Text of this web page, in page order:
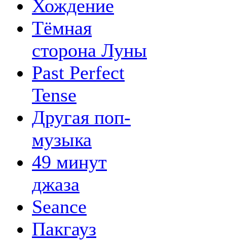
Хождение
Тёмная
сторона Луны
Past Perfect
Tense
Другая поп-
музыка
49 минут
джаза
Seance
Пакгауз